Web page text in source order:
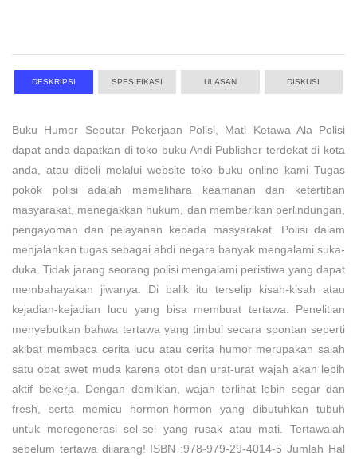
DESKRIPSI SPESIFIKASI ULASAN DISKUSI
Buku Humor Seputar Pekerjaan Polisi, Mati Ketawa Ala Polisi
dapat anda dapatkan di toko buku Andi Publisher terdekat di kota
anda, atau dibeli melalui website toko buku online kami Tugas
pokok polisi adalah memelihara keamanan dan ketertiban
masyarakat, menegakkan hukum, dan memberikan perlindungan,
pengayoman dan pelayanan kepada masyarakat. Polisi dalam
menjalankan tugas sebagai abdi negara banyak mengalami suka-
duka. Tidak jarang seorang polisi mengalami peristiwa yang dapat
membahayakan jiwanya. Di balik itu terselip kisah-kisah atau
kejadian-kejadian lucu yang bisa membuat tertawa. Penelitian
menyebutkan bahwa tertawa yang timbul secara spontan seperti
akibat membaca cerita lucu atau cerita humor merupakan salah
satu obat awet muda karena otot dan urat-urat wajah akan lebih
aktif bekerja. Dengan demikian, wajah terlihat lebih segar dan
fresh, serta memicu hormon-hormon yang dibutuhkan tubuh
untuk meregenerasi sel-sel yang rusak atau mati. Tertawalah
sebelum tertawa dilarang! ISBN :978-979-29-4014-5 Jumlah Hal